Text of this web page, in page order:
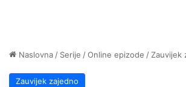
Naslovna / Serije /Online epizode / Zauvijek
Zauvijek zajedno